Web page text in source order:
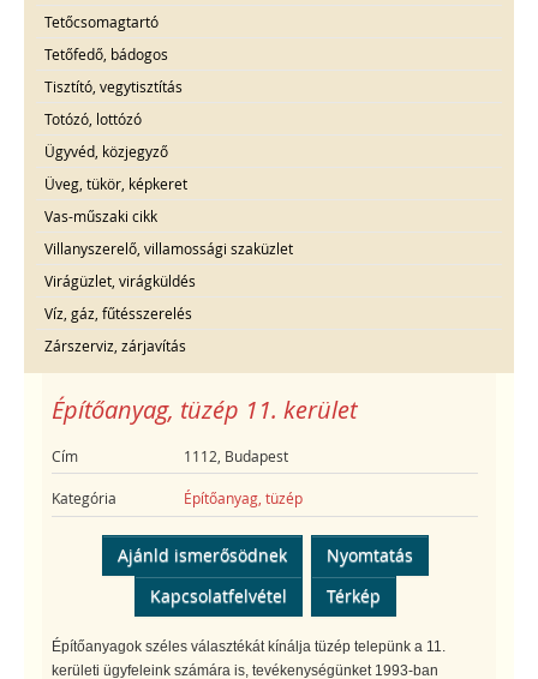
Tetőcsomagtartó
Tetőfedő, bádogos
Tisztító, vegytisztítás
Totózó, lottózó
Ügyvéd, közjegyző
Üveg, tükör, képkeret
Vas-műszaki cikk
Villanyszerelő, villamossági szaküzlet
Virágüzlet, virágküldés
Víz, gáz, fűtésszerelés
Zárszerviz, zárjavítás
Építőanyag, tüzép 11. kerület
Cím 1112, Budapest
Kategória Építőanyag, tüzép
Ajánld ismerősödnek
Nyomtatás
Kapcsolatfelvétel
Térkép
Építőanyagok széles választékát kínálja tüzép telepünk a 11.
kerületi ügyfeleink számára is, tevékenységünket 1993-ban